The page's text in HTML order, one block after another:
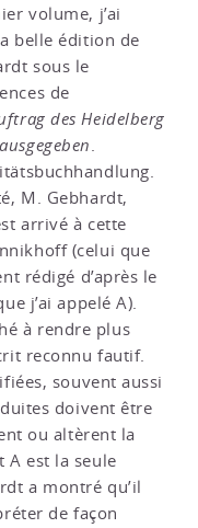
volume, j’ai
belle édition de
sous le
de
des Heidelberg
.
M. Gebhardt,
arrivé à cette
(celui que
rédigé d’après le
j’ai appelé A).
à rendre plus
reconnu fautif.
souvent aussi
doivent être
ou altèrent la
A est la seule
a montré qu’il
de façon